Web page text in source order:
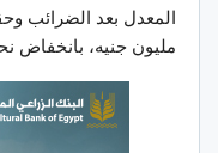
مليون جنيه، بانخفاض نحو 14% عن عام